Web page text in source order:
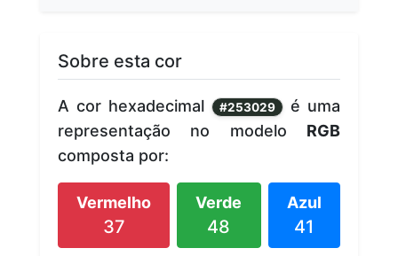
Sobre esta cor
A cor hexadecimal #253029
é uma
representação no modelo RGB
composta por:
Vermelho
37
Verde
48
Azul
41